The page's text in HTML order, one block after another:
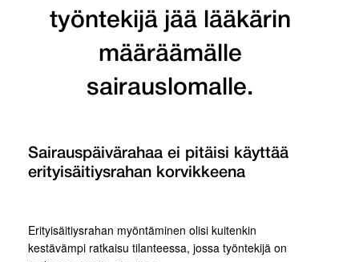
työntekijä jää lääkärin
määräämälle
sairauslomalle.
Sairauspäivärahaa ei pitäisi käyttää
erityisäitiysrahan korvikkeena
Erityisäitiysrahan myöntäminen olisi kuitenkin
kestävämpi ratkaisu tilanteessa, jossa työntekijä on